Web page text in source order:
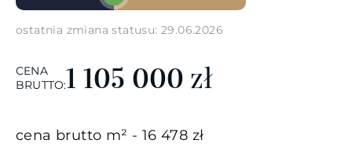
ostatnia zmiana statusu: 29.06.2026
CENA
BRUTTO:1 105 000 zł
cena brutto m² - 16 478 zł